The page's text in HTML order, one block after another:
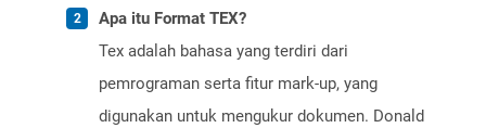
Apa itu Format TEX?
Tex adalah bahasa yang terdiri dari
pemrograman serta fitur mark-up, yang
digunakan untuk mengukur dokumen. Donald